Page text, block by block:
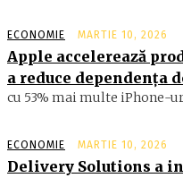
ECONOMIE MARTIE 10, 2026
Apple accelerează
a reduce dependența
cu 53% mai multe iPhone-
ECONOMIE MARTIE 10, 2026
Delivery Solutions a